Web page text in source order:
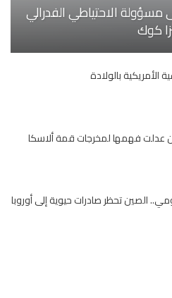
الاحتياطي الفدرالي
كوك
الأمريكية بالولادة
عدلت فهمها لمخرجات قمة ألاسكا
الصين تحظر صادرات حيوية إلى أوروبا